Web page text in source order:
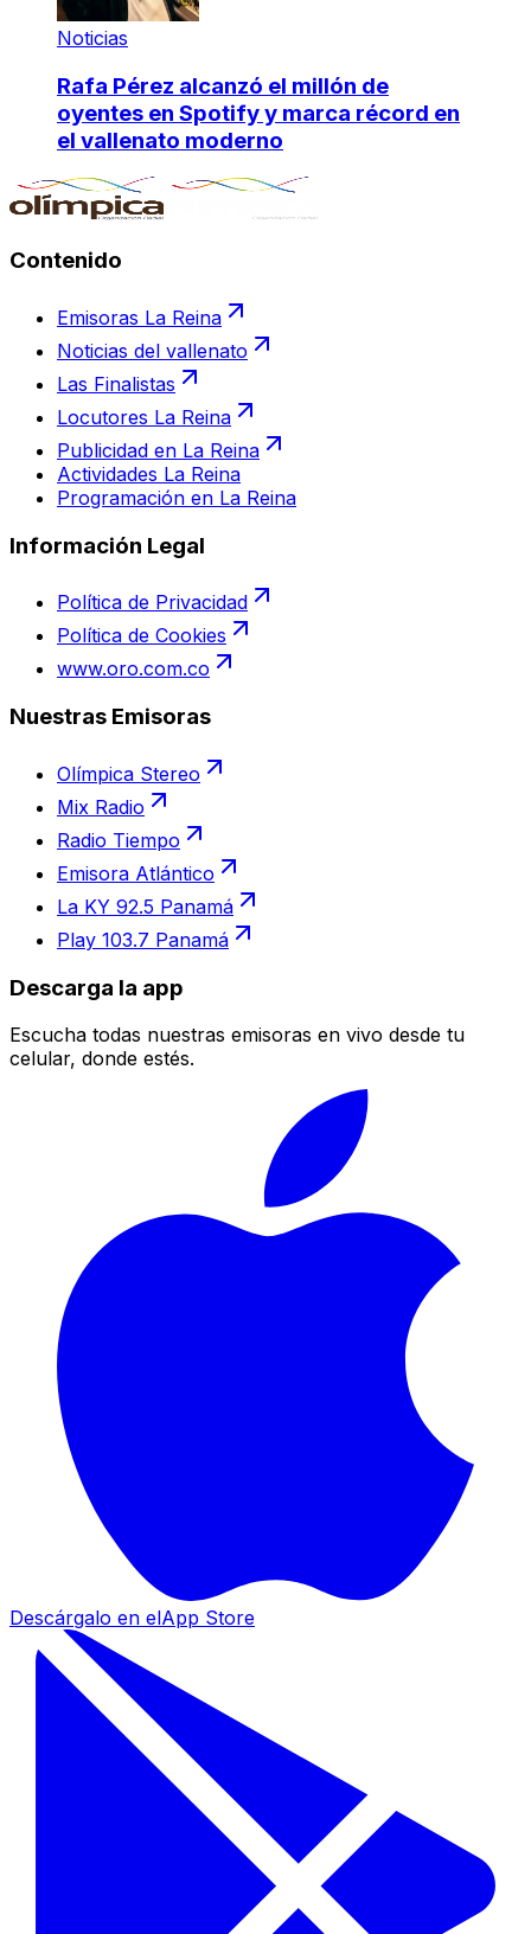
Noticias
Rafa Pérez alcanzó el millón de
oyentes en Spotify y marca récord en
el vallenato moderno
Contenido
Emisoras La Reina
Noticias del vallenato
Las Finalistas
Locutores La Reina
Publicidad en La Reina
Actividades La Reina
Programación en La Reina
Información Legal
Política de Privacidad
Política de Cookies
www.oro.com.co
Nuestras Emisoras
Olímpica Stereo
Mix Radio
Radio Tiempo
Emisora Atlántico
La KY 92.5 Panamá
Play 103.7 Panamá
Descarga la app
Escucha todas nuestras emisoras en vivo desde tu
celular, donde estés.
Descárgalo en elApp Store